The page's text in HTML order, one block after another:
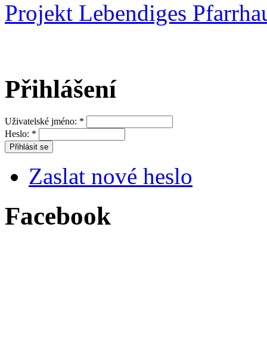
Projekt Lebendiges
Přihlášení
Uživatelské jméno: *
Heslo: *
Zaslat nové heslo
Facebook